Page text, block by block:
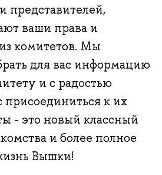
представителей,
ваши права и
комитетов. Мы
для вас информацию
и с радостью
присоединиться к их
- это новый классный
и более полное
Вышки!